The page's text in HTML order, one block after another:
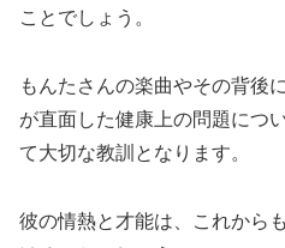
ことでしょう。
もんたさんの楽曲やその背後
が直面した健康上の問題につ
て大切な教訓となります。
彼の情熱と才能は、これから